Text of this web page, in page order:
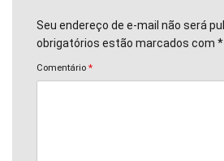
Seu endereço de e-mail não será
obrigatórios estão marcados com *
Comentário *